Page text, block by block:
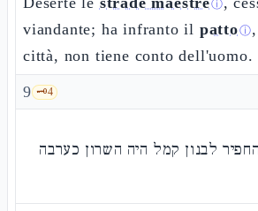
ⓘ
viandante; ha infranto il pattoⓘ
città, non tiene conto dell'uomo.
9 🗝️4
לבנון קמל היה השרון כערבה